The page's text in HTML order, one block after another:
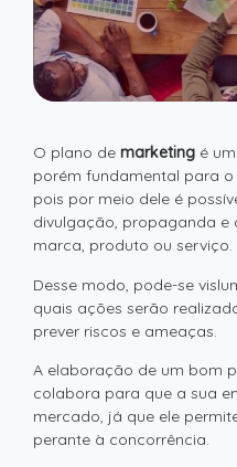
O plano de marketing é
porém fundamental para
pois por meio dele é
divulgação, propaganda
marca, produto ou serviço.
Desse modo, pode-se
quais ações serão
prever riscos e ameaças.
A elaboração de um bom
colabora para que a sua
mercado, já que ele
perante à concorrência.